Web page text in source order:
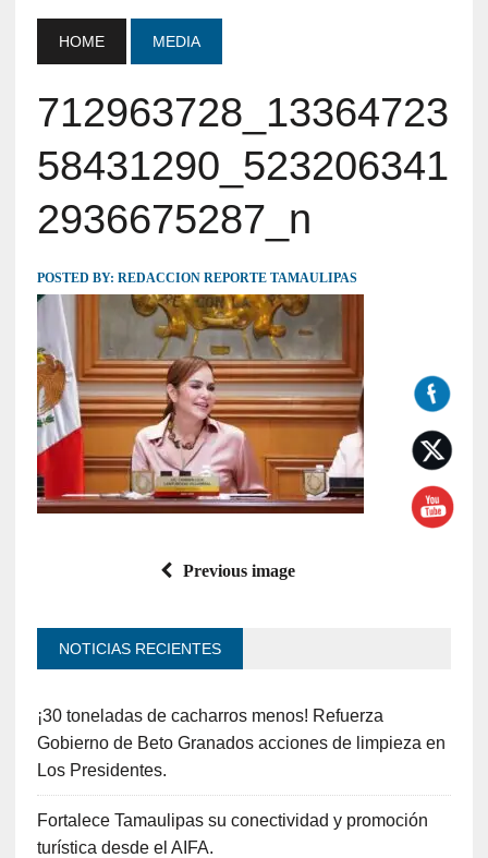
HOME MEDIA
712963728_13364723
58431290_523206341
2936675287_n
POSTED BY: REDACCION REPORTE TAMAULIPAS
Previous image
NOTICIAS RECIENTES
¡30 toneladas de cacharros menos! Refuerza
Gobierno de Beto Granados acciones de limpieza en
Los Presidentes.
Fortalece Tamaulipas su conectividad y promoción
turística desde el AIFA.